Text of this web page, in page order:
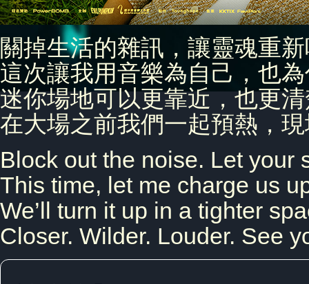
關掉生活的雜訊，讓靈魂重
這次讓我用音樂為自己，也
迷你場地可以更靠近，也更
在大場之前我們一起預熱，
Block out the noise. Let your
This time, let me charge us
We’ll turn it up in a tighter
Closer. Wilder. Louder. See